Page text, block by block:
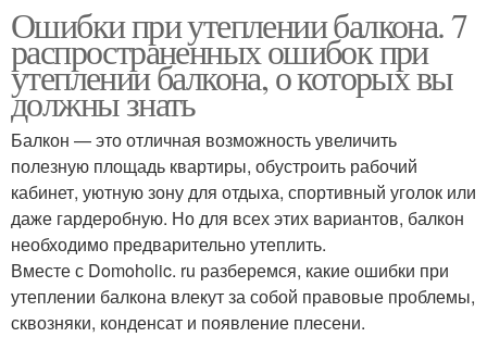
Ошибки при утеплении балкона. 7
распространенных ошибок при
утеплении балкона, о которых вы
должны знать
Балкон — это отличная возможность увеличить
полезную площадь квартиры, обустроить рабочий
кабинет, уютную зону для отдыха, спортивный уголок или
даже гардеробную. Но для всех этих вариантов, балкон
необходимо предварительно утеплить.
Вместе с Domoholic. ru разберемся, какие ошибки при
утеплении балкона влекут за собой правовые проблемы,
сквозняки, конденсат и появление плесени.